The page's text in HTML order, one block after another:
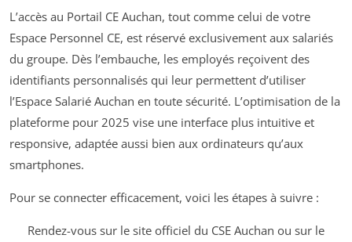
L’accès au Portail CE Auchan, tout comme celui de votre
Espace Personnel CE, est réservé exclusivement aux salariés
du groupe. Dès l’embauche, les employés reçoivent des
identifiants personnalisés qui leur permettent d’utiliser
l’Espace Salarié Auchan en toute sécurité. L’optimisation de la
plateforme pour 2025 vise une interface plus intuitive et
responsive, adaptée aussi bien aux ordinateurs qu’aux
smartphones.
Pour se connecter efficacement, voici les étapes à suivre :
Rendez-vous sur le site officiel du CSE Auchan ou sur le